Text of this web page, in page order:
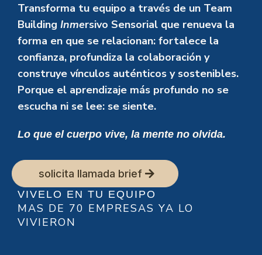
Transforma tu equipo a través de un Team
Building Inmersivo Sensorial que renueva la
forma en que se relacionan: fortalece la
confianza, profundiza la colaboración y
construye vínculos auténticos y sostenibles.
Porque el aprendizaje más profundo no se
escucha ni se lee: se siente.
Lo que el cuerpo vive, la mente no olvida.
solicita llamada brief
VIVELO EN TU EQUIPO
MAS DE 70 EMPRESAS YA LO
VIVIERON